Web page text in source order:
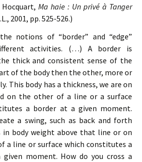
Ma haie : Un privé à Tanger
2001, pp. 525-526.)
notions of “border” and “edge”
activities. (…) A border is
thick and consistent sense of the
of the body then the other, more or
This body has a thickness, we are on
on the other of a line or a surface
a border at a given moment.
a swing, such as back and forth
in body weight above that line or on
a line or surface which constitutes a
moment. How do you cross a